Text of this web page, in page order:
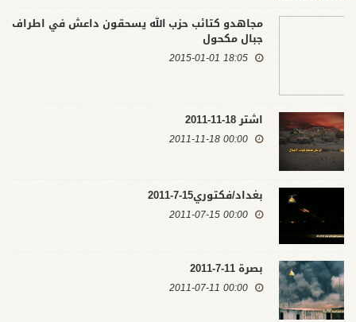
مجاهدو كتائب حزب الله يسحقون داعش في اطراف
جبال مكحول
18:05 2015-01-01
اشتر 18-11-2011
00:00 2011-11-18
بغداد/فكتوري15-7-2011
00:00 2011-07-15
بصرة 11-7-2011
00:00 2011-07-11